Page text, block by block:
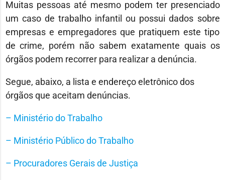
Muitas pessoas até mesmo podem ter presenciado
um caso de trabalho infantil ou possui dados sobre
empresas e empregadores que pratiquem este tipo
de crime, porém não sabem exatamente quais os
órgãos podem recorrer para realizar a denúncia.
Segue, abaixo, a lista e endereço eletrônico dos
órgãos que aceitam denúncias.
– Ministério do Trabalho
– Ministério Público do Trabalho
– Procuradores Gerais de Justiça